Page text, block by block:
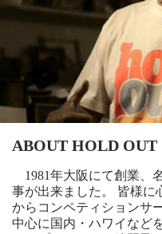
ABOUT HOLD OUT
1981年大阪にて創業、
事が出来ました。 皆様に
からコンペティションサ
中心に国内・ハワイなど